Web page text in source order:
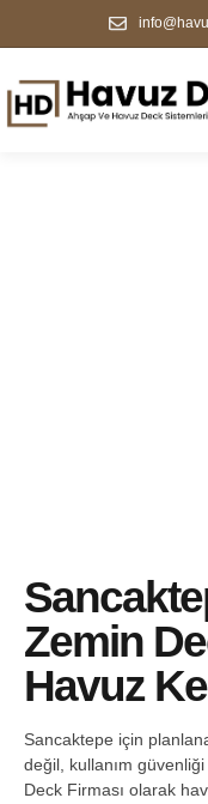
Zemin
Havuz
Sancaktepe için
değil, kullanım güvenliği
Deck Firması olarak